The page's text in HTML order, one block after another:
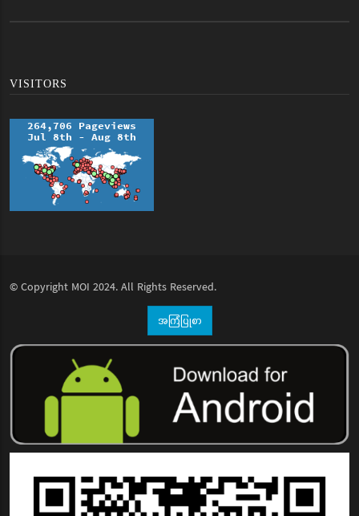
VISITORS
© Copyright MOI 2024. All Rights Reserved.
အကြံပြုစာ